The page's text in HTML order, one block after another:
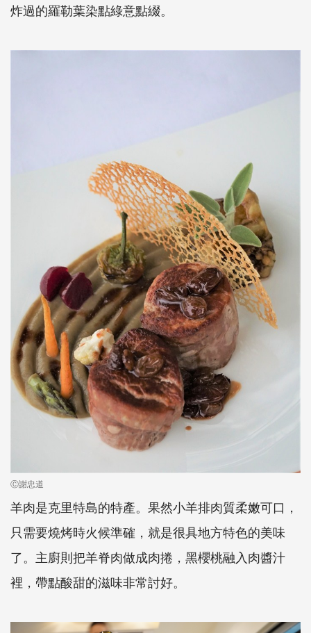
炸過的羅勒葉染點綠意點綴。
Ⓒ謝忠道
羊肉是克里特島的特產。果然小羊排肉質柔嫩可口，
只需要燒烤時火候準確，就是很具地方特色的美味
了。主廚則把羊脊肉做成肉捲，黑櫻桃融入肉醬汁
裡，帶點酸甜的滋味非常討好。